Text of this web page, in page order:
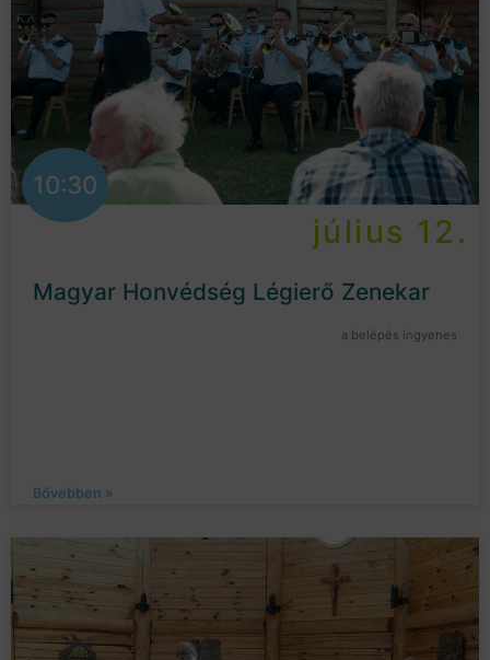
10:30
július 12.
Magyar Honvédség Légierő Zenekar
a belépés ingyenes
Bővebben »